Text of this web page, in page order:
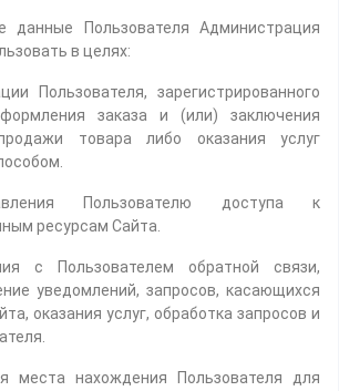
данные Пользователя Администрация
в целях:
Пользователя, зарегистрированного
заказа и (или) заключения
товара либо оказания услуг
Пользователю доступа к
ресурсам Сайта.
с Пользователем обратной связи,
уведомлений, запросов, касающихся
оказания услуг, обработка запросов и
места нахождения Пользователя для